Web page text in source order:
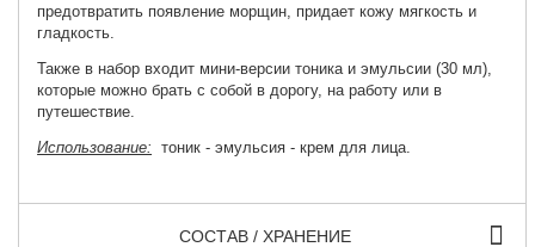
предотвратить появление морщин, придает кожу мягкость и
гладкость.
Также в набор входит мини-версии тоника и эмульсии (30 мл),
которые можно брать с собой в дорогу, на работу или в
путешествие.
Использование: тоник - эмульсия - крем для лица.
СОСТАВ / ХРАНЕНИЕ